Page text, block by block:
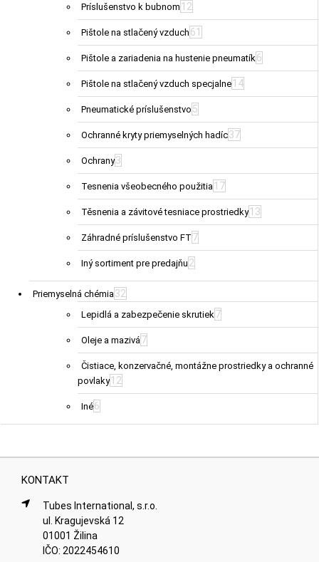
Príslušenstvo k bubnom 12
Pištole na stlačený vzduch 61
Pištole a zariadenia na hustenie pneumatík6
Pištole na stlačený vzduch specjalne 14
Pneumatické príslušenstvo 5
Ochranné kryty priemyselných hadíc37
Ochrany3
Tesnenia všeobecného použitia 17
Těsnenia a závitové tesniace prostriedky 13
Záhradné príslušenstvo FT 7
Iný sortiment pre predajňu 2
Priemyselná chémia32
Lepidlá a zabezpečenie skrutiek7
Oleje a mazivá7
Čistiace, konzervačné, montážne prostriedky a ochranné
povlaky 12
Iné6
KONTAKT
Tubes International, s.r.o.
ul. Kragujevská 12
01001 Žilina
IČO: 2022454610